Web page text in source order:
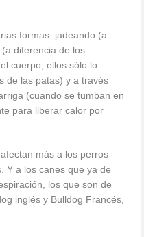
formas: jadeando (a
diferencia de los
cuerpo, ellos sólo lo
de las patas) y a través
(cuando se tumban en
para liberar calor por
más a los perros
Y a los canes que ya de
los que son de
inglés y Bulldog Francés,